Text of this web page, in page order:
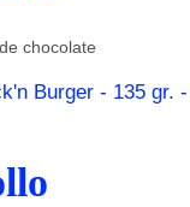
chocolate